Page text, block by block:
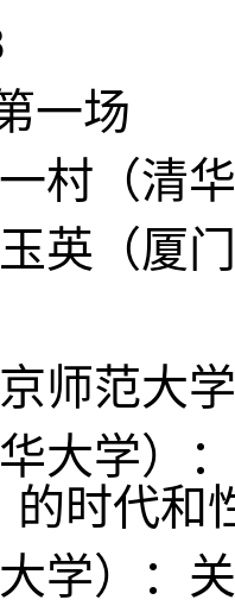
一场
村（清
英（厦
师范大
大学）
的时代和
学）：